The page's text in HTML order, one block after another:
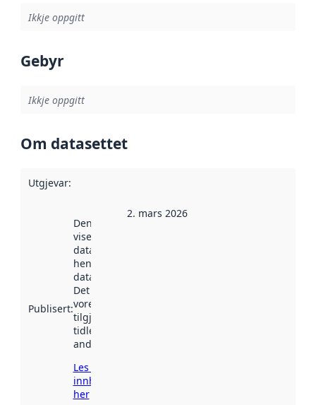
Ikkje oppgitt
Gebyr
Ikkje oppgitt
Om datasettet
Utgjevar:
Publisert:
Denne datoen
viser når
datasettet vart
henta inn av
data.norge.no.
Det kan ha
vore
tilgjengeleg
tidlegare
andre stader.
Les meir om
innhenting
her
2. mars 2026